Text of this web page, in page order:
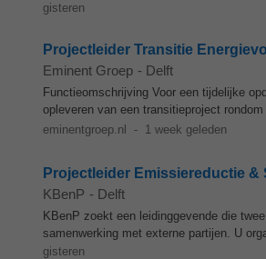
gisteren
Projectleider Transitie
Eminent Groep - Delft
Functieomschrijving Voor een tijdelijke
opleveren van een transitieproject
eminentgroep.nl
- 1 week geleden
Projectleider Emissiereductie &
KBenP - Delft
KBenP zoekt een leidinggevende die
samenwerking met externe partijen. U
gisteren